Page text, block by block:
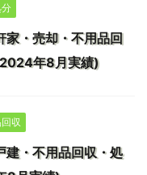
家・売却・不用品回
年8月実績)
収
建・不用品回収・処